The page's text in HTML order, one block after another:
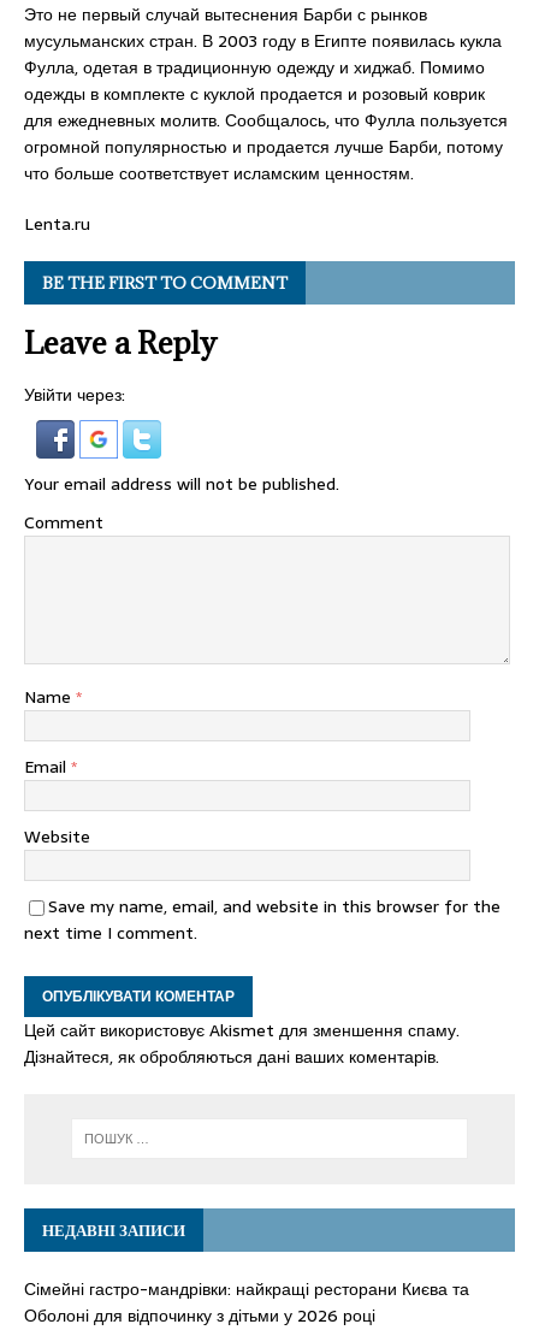
Это не первый случай вытеснения Барби с рынков
мусульманских стран. В 2003 году в Египте появилась кукла
Фулла, одетая в традиционную одежду и хиджаб. Помимо
одежды в комплекте с куклой продается и розовый коврик
для ежедневных молитв. Сообщалось, что Фулла пользуется
огромной популярностью и продается лучше Барби, потому
что больше соответствует исламским ценностям.
Lenta.ru
BE THE FIRST TO COMMENT
Leave a Reply
Увійти через:
Your email address will not be published.
Comment
Name *
Email *
Website
Save my name, email, and website in this browser for the
next time I comment.
Цей сайт використовує Akismet для зменшення спаму.
Дізнайтеся, як обробляються дані ваших коментарів.
НЕДАВНІ ЗАПИСИ
Сімейні гастро-мандрівки: найкращі ресторани Києва та
Оболоні для відпочинку з дітьми у 2026 році